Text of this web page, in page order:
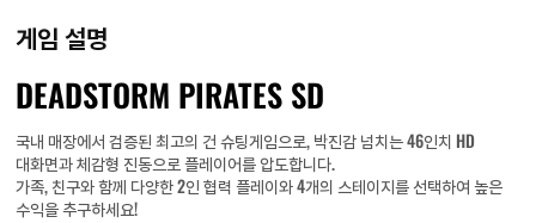
게임 설명
DEADSTORM PIRATES SD
국내 매장에서 검증된 최고의 건 슈팅게임으로, 박진감 넘치는 46인치 HD
대화면과 체감형 진동으로 플레이어를 압도합니다.
가족, 친구와 함께 다양한 2인 협력 플레이와 4개의 스테이지를 선택하여 높은
수익을 추구하세요!